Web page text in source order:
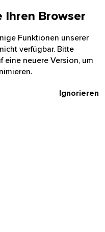
Ihren Browser
Funktionen unserer
verfügbar. Bitte
eine neuere Version, um
Ignorieren